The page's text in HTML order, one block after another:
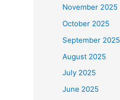
November 2025
October 2025
September 2025
August 2025
July 2025
June 2025